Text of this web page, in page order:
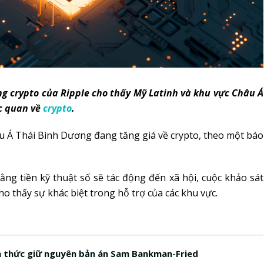
crypto của Ripple cho thấy Mỹ Latinh và khu vực Châu Á
quan vềcrypto.
Á Thái Bình Dương đang tăng giá về crypto, theo một báo
tiền kỹ thuật số sẽ tác động đến xã hội, cuộc khảo sát
thấy sự khác biệt trong hỗ trợ của các khu vực.
thức giữ nguyên bản án Sam Bankman-Fried